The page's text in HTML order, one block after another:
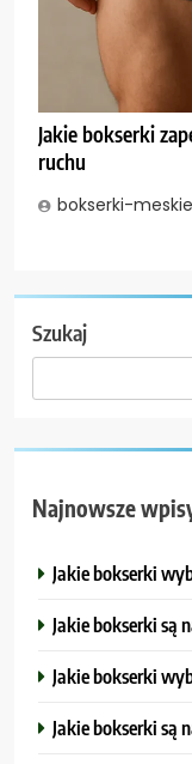
Jakie bokserki
ruchu
bokserki-meskie
Szukaj
Najnowsze
Jakie bokserki
Jakie bokserki są
Jakie bokserki
Jakie bokserki są